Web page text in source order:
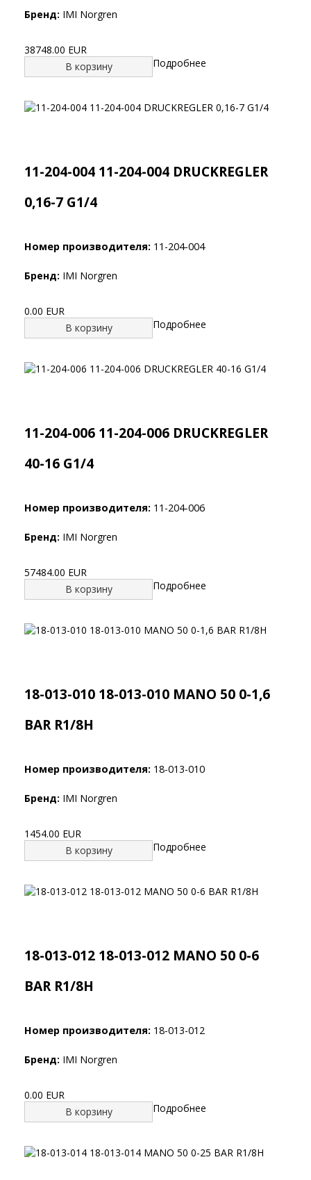
Бренд: IMI Norgren
38748.00 EUR
В корзину
Подробнее
11-204-004 11-204-004 DRUCKREGLER
0,16-7 G1/4
Номер производителя: 11-204-004
Бренд: IMI Norgren
0.00 EUR
В корзину
Подробнее
11-204-006 11-204-006 DRUCKREGLER
40-16 G1/4
Номер производителя: 11-204-006
Бренд: IMI Norgren
57484.00 EUR
В корзину
Подробнее
18-013-010 18-013-010 MANO 50 0-1,6
BAR R1/8H
Номер производителя: 18-013-010
Бренд: IMI Norgren
1454.00 EUR
В корзину
Подробнее
18-013-012 18-013-012 MANO 50 0-6
BAR R1/8H
Номер производителя: 18-013-012
Бренд: IMI Norgren
0.00 EUR
В корзину
Подробнее